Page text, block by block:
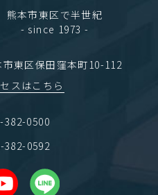
熊本市東区で半世紀
- since 1973 -
東区保田窪本町10-112
スはこちら
382-0500
382-0592